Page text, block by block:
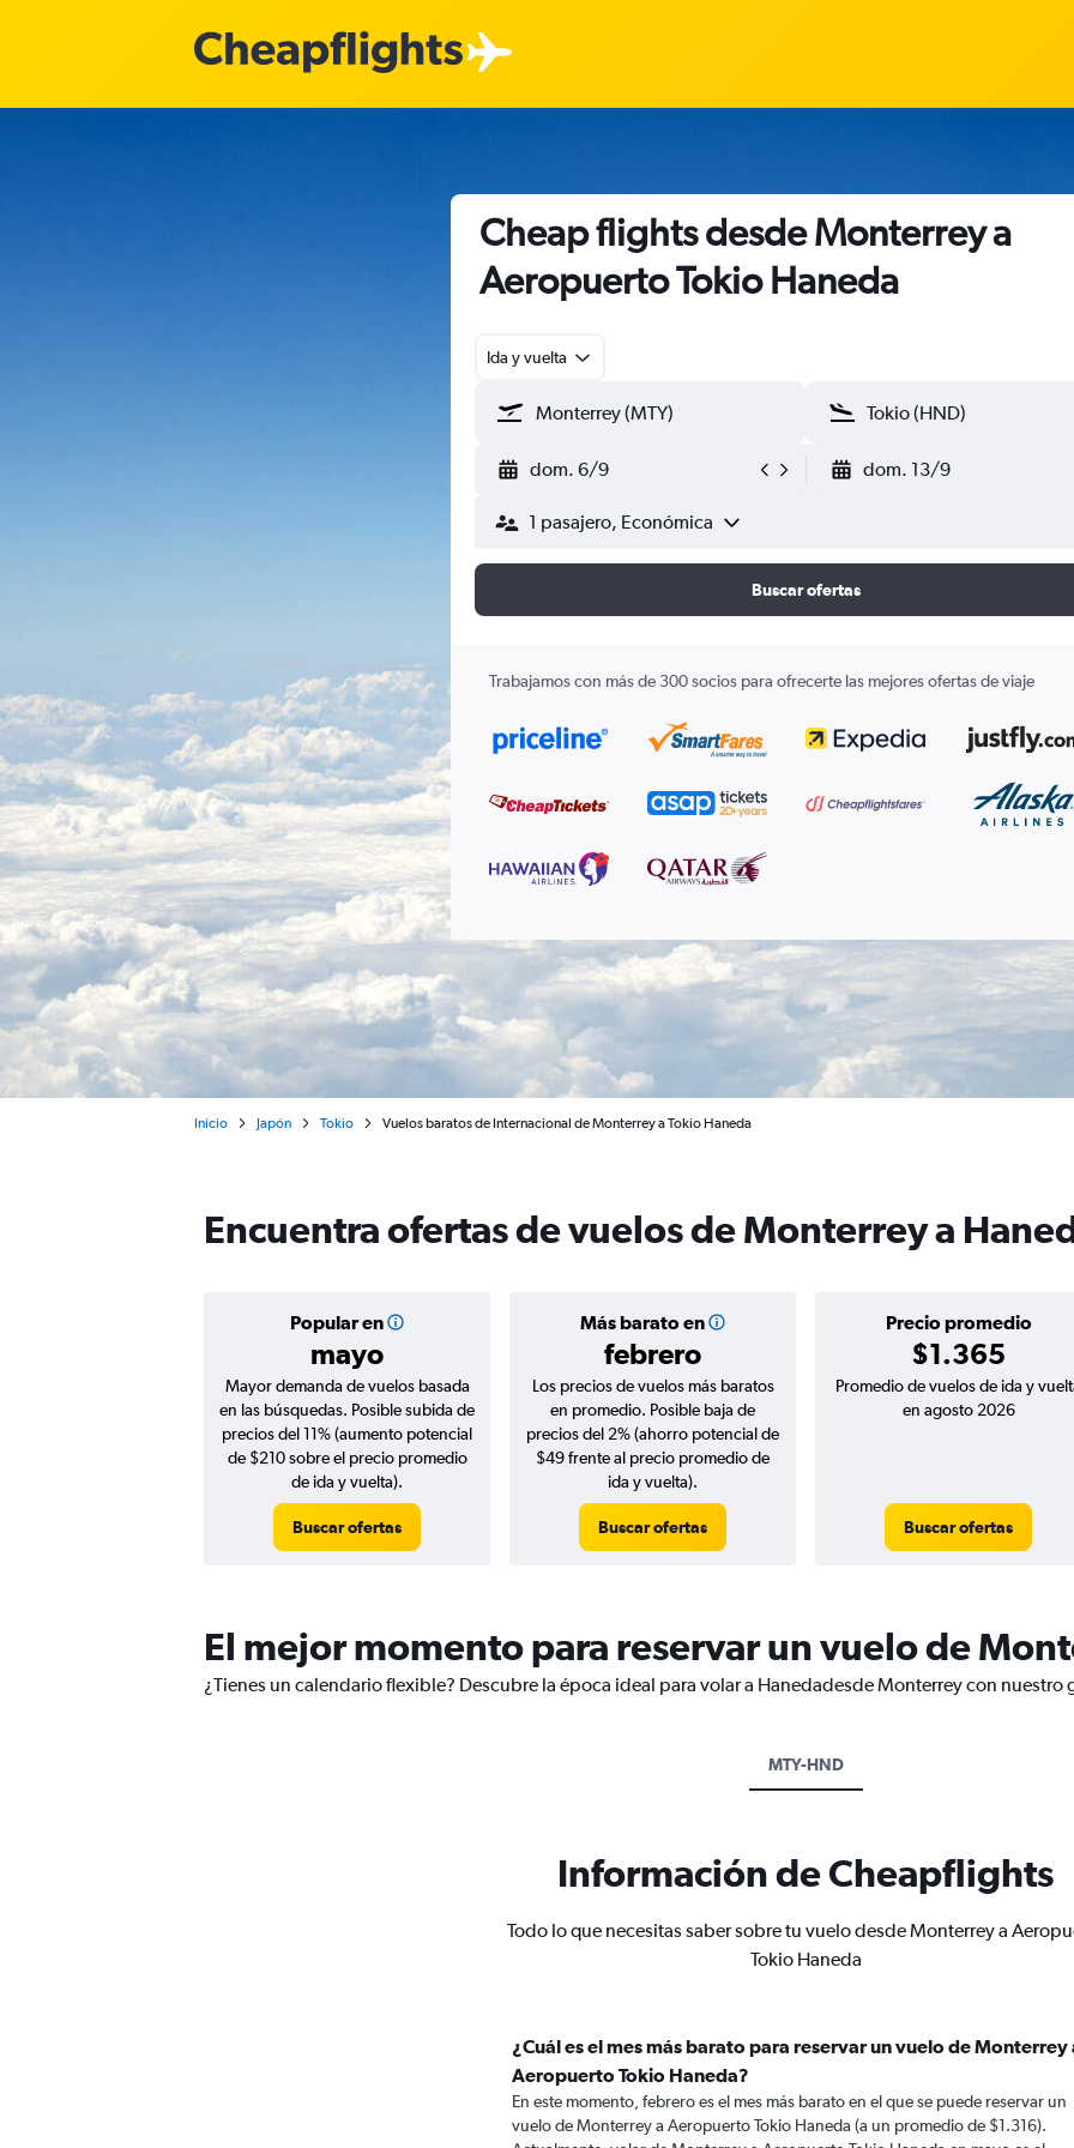
Cheap flights desde Monterrey a
Aeropuerto Tokio Haneda
Ida y vuelta
dom. 6/9 dom. 13/9
1 pasajero, Económica
Buscar ofertas
Trabajamos con más de 300 socios para ofrecerte las mejores ofertas de viaje
Inicio Japón Tokio Vuelos baratos de Internacional de Monterrey a Tokio Haneda
Encuentra ofertas de vuelos de Monterrey a
Popular en
mayo
Más barato en
febrero
Precio promedio
$1.365
Mayor demanda de vuelos basada
en las búsquedas. Posible subida de
precios del 11% (aumento potencial
de $210 sobre el precio promedio
de ida y vuelta).
Buscar ofertas
Los precios de vuelos más baratos
en promedio. Posible baja de
precios del 2% (ahorro potencial de
$49 frente al precio promedio de
ida y vuelta).
Buscar ofertas
Promedio de vuelos de ida y
en agosto 2026
Buscar ofertas
El mejor momento para reservar un vuelo de
¿Tienes un calendario flexible? Descubre la época ideal para volar a Hanedadesde Monterrey con
MTY-HND
Información de Cheapflights
Todo lo que necesitas saber sobre tu vuelo desde Monterrey a
Tokio Haneda
¿Cuál es el mes más barato para reservar un vuelo de Monterrey
Aeropuerto Tokio Haneda?
En este momento, febrero es el mes más barato en el que se puede reservar un
vuelo de Monterrey a Aeropuerto Tokio Haneda (a un promedio de $1.316).